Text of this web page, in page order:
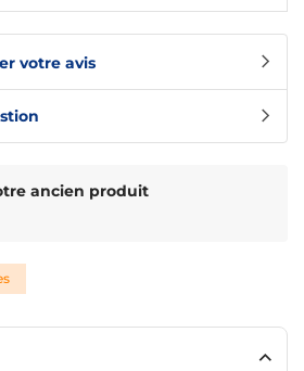
votre avis
ancien produit